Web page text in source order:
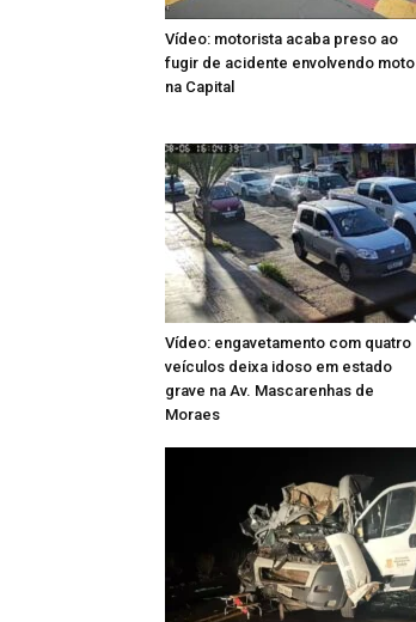
Vídeo: motorista acaba preso ao
fugir de acidente envolvendo moto
na Capital
Vídeo: engavetamento com quatro
veículos deixa idoso em estado
grave na Av. Mascarenhas de
Moraes